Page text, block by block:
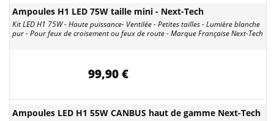
Ampoules H1 LED 75W taille mini - Next-Tech
Kit LED H1 75W - Haute puissance- Ventilée - Petites tailles - Lumière blanche
pur - Pour feux de croisement ou feux de route - Marque Française Next-Tech
99,90 €
Ampoules LED H1 55W CANBUS haut de gamme Next-Tech